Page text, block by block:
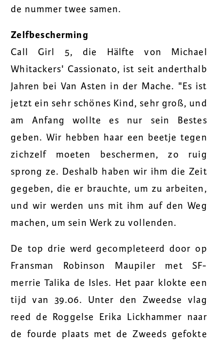
de nummer twee samen.
Zelfbescherming
Call Girl 5, die Hälfte von Michael
Whitackers' Cassionato, ist seit anderthalb
Jahren bei Van Asten in der Mache. "Es ist
jetzt ein sehr schönes Kind, sehr groß, und
am Anfang wollte es nur sein Bestes
geben. Wir hebben haar een beetje tegen
zichzelf moeten beschermen, zo ruig
sprong ze. Deshalb haben wir ihm die Zeit
gegeben, die er brauchte, um zu arbeiten,
und wir werden uns mit ihm auf den Weg
machen, um sein Werk zu vollenden.
De top drie werd gecompleteerd door op
Fransman Robinson Maupiler met SF-
merrie Talika de Isles. Het paar klokte een
tijd van 39.06. Unter den Zweedse vlag
reed de Roggelse Erika Lickhammer naar
de fourde plaats met de Zweeds gefokte